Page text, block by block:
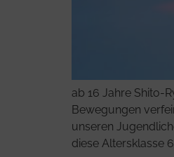
ab 16 Jahre Shito-
Bewegungen
unseren
diese Altersklasse